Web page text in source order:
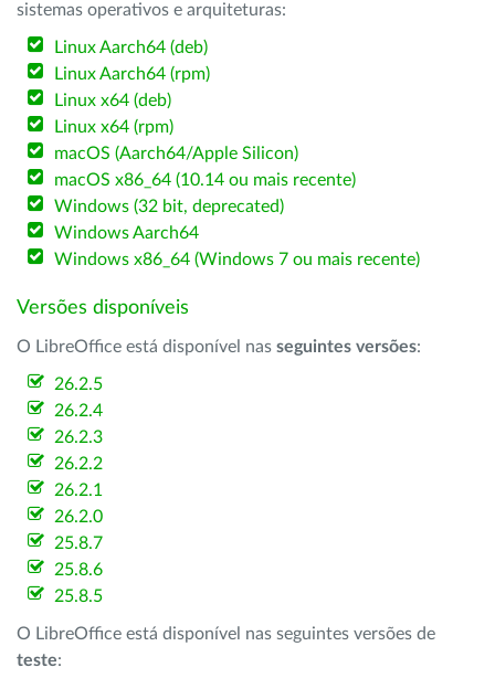
sistemas operativos e arquiteturas:
Linux Aarch64 (deb)
Linux Aarch64 (rpm)
Linux x64 (deb)
Linux x64 (rpm)
macOS (Aarch64/Apple Silicon)
macOS x86_64 (10.14 ou mais recente)
Windows (32 bit, deprecated)
Windows Aarch64
Windows x86_64 (Windows 7 ou mais recente)
Versões disponíveis
O LibreOffice está disponível nas seguintes versões:
26.2.5
26.2.4
26.2.3
26.2.2
26.2.1
26.2.0
25.8.7
25.8.6
25.8.5
O LibreOffice está disponível nas seguintes versões de
teste: